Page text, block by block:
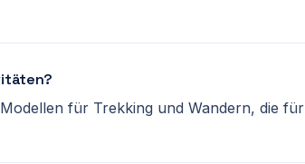
für Trekking und Wandern, die für